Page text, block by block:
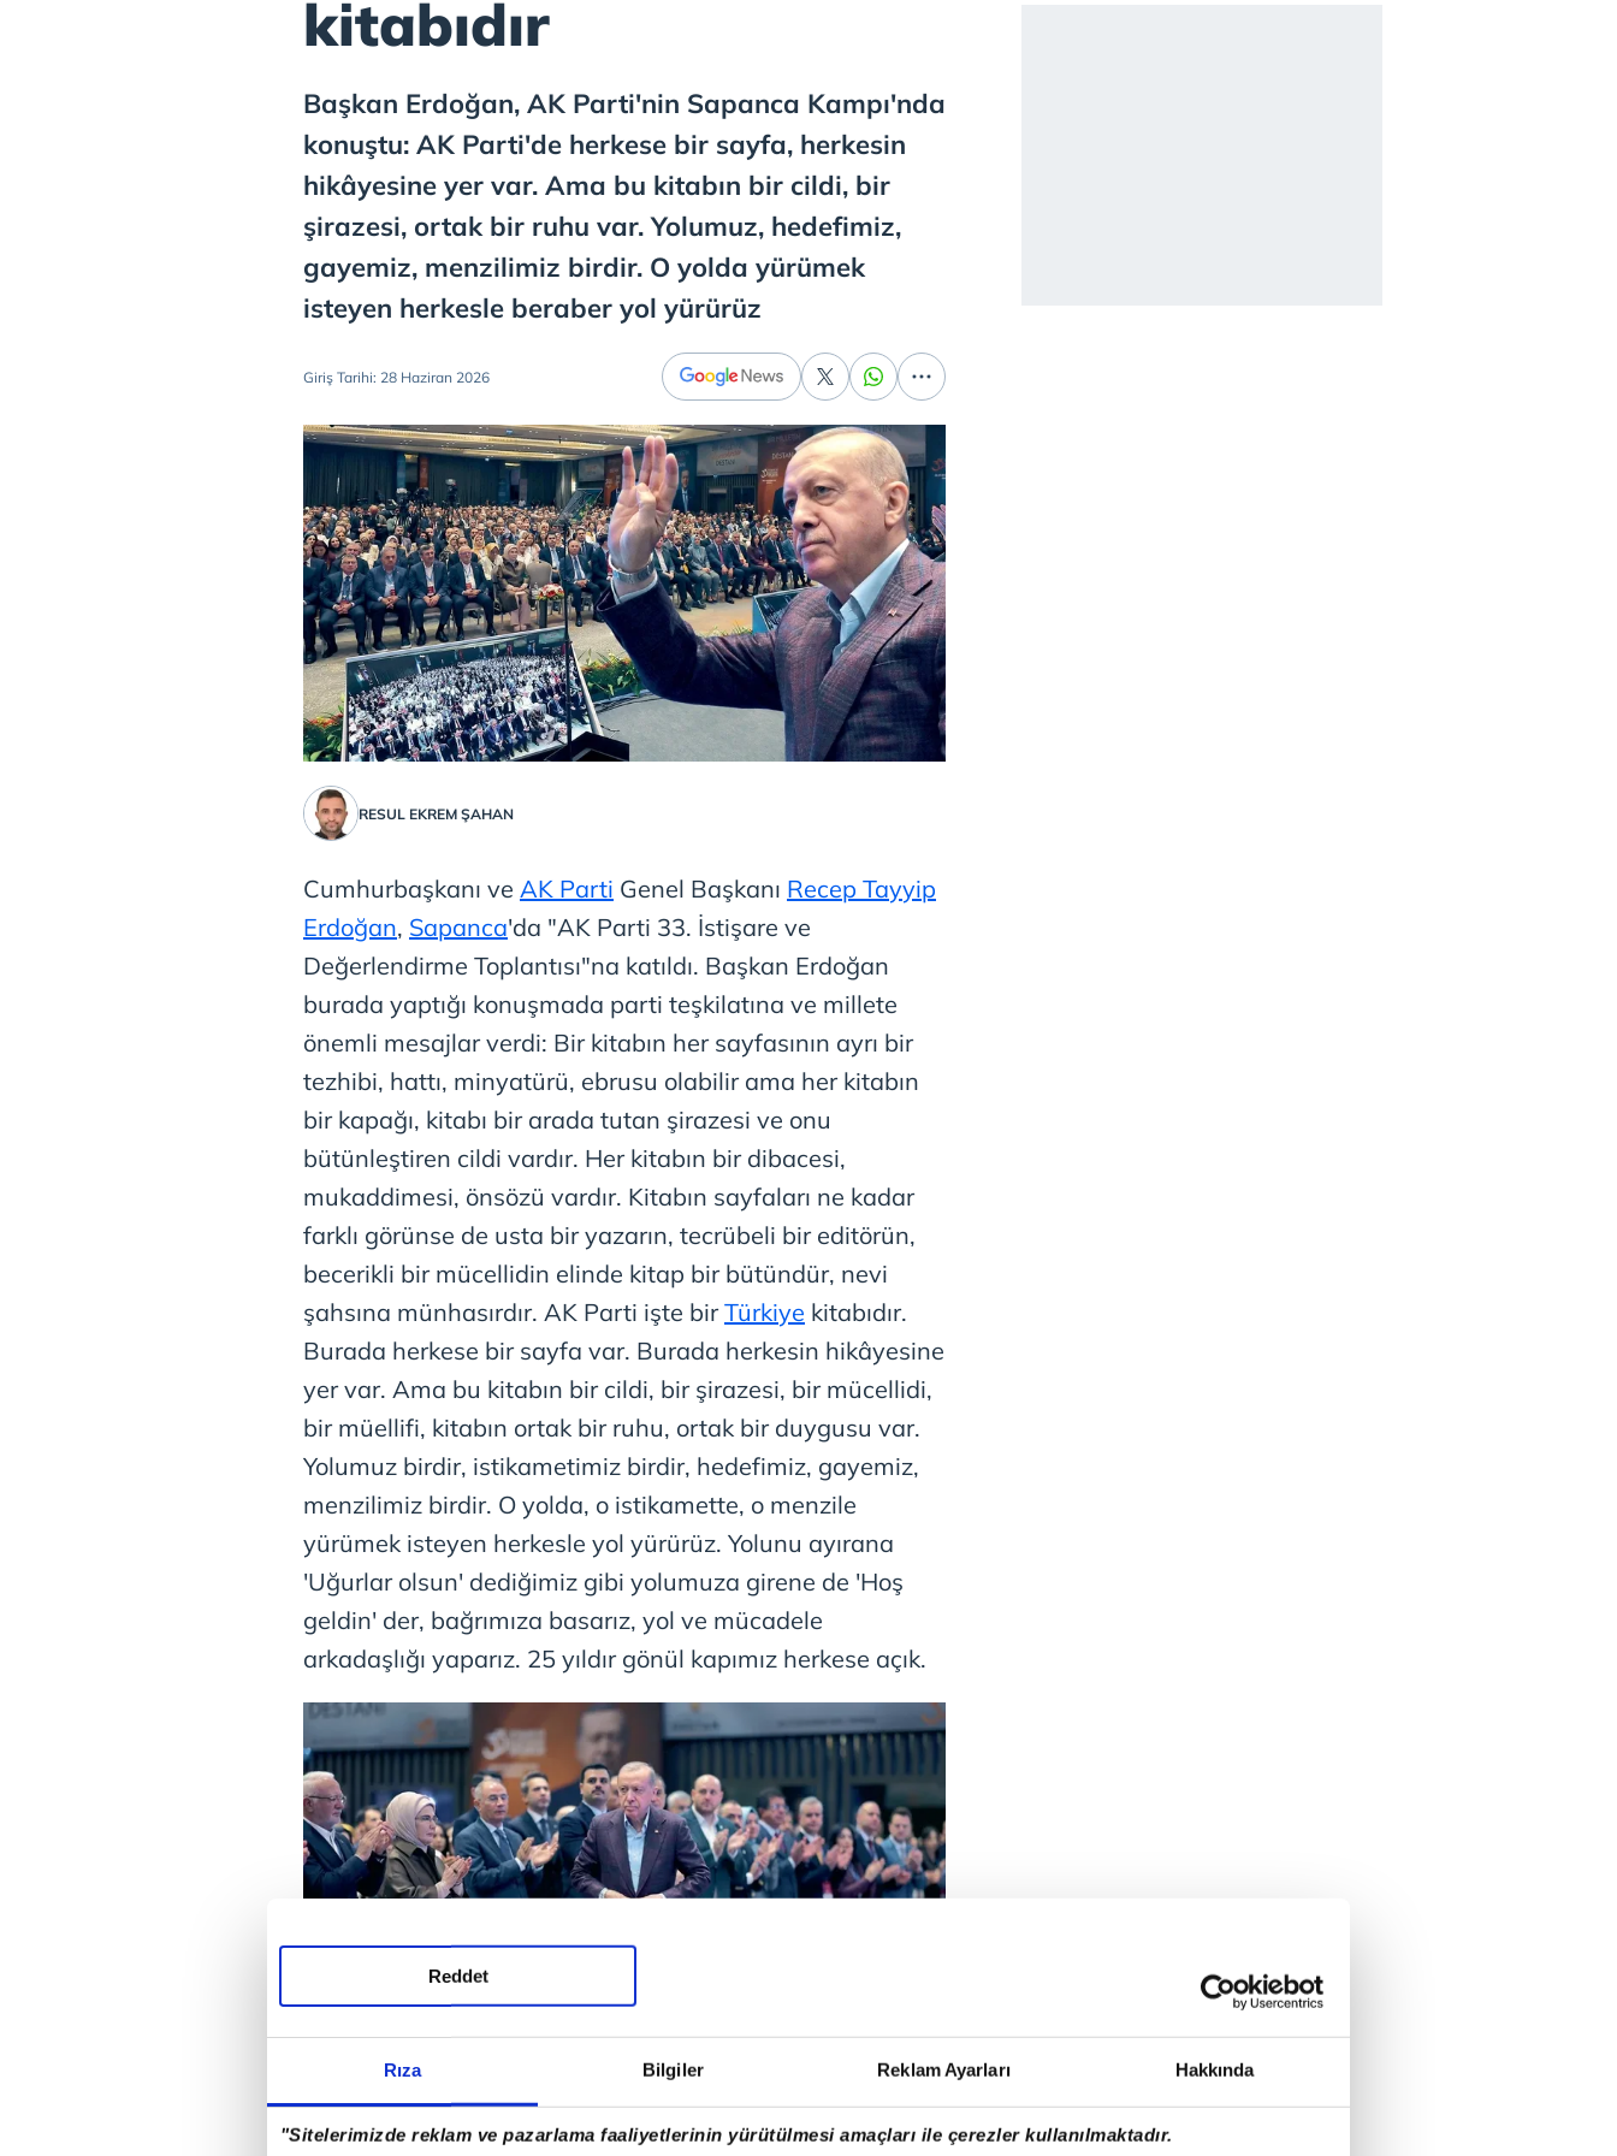
Rıza Bilgiler Reklam Ayarları Hakkında
"Sitelerimizde reklam ve pazarlama faaliyetlerinin yürütülmesi amaçları ile çerezler kullanılmaktadır.
Reddet
kitabıdır
Başkan Erdoğan, AK Parti'nin Sapanca Kampı'nda
konuştu: AK Parti'de herkese bir sayfa, herkesin
hikâyesine yer var. Ama bu kitabın bir cildi, bir
şirazesi, ortak bir ruhu var. Yolumuz, hedefimiz,
gayemiz, menzilimiz birdir. O yolda yürümek
isteyen herkesle beraber yol yürürüz
Giriş Tarihi: 28 Haziran 2026
RESUL EKREM ŞAHAN
Cumhurbaşkanı ve AK Parti Genel Başkanı Recep Tayyip
Erdoğan, Sapanca'da "AK Parti 33. İstişare ve
Değerlendirme Toplantısı"na katıldı. Başkan Erdoğan
burada yaptığı konuşmada parti teşkilatına ve millete
önemli mesajlar verdi: Bir kitabın her sayfasının ayrı bir
tezhibi, hattı, minyatürü, ebrusu olabilir ama her kitabın
bir kapağı, kitabı bir arada tutan şirazesi ve onu
bütünleştiren cildi vardır. Her kitabın bir dibacesi,
mukaddimesi, önsözü vardır. Kitabın sayfaları ne kadar
farklı görünse de usta bir yazarın, tecrübeli bir editörün,
becerikli bir mücellidin elinde kitap bir bütündür, nevi
şahsına münhasırdır. AK Parti işte birTürkiye kitabıdır.
Burada herkese bir sayfa var. Burada herkesin hikâyesine
yer var. Ama bu kitabın bir cildi, bir şirazesi, bir mücellidi,
bir müellifi, kitabın ortak bir ruhu, ortak bir duygusu var.
Yolumuz birdir, istikametimiz birdir, hedefimiz, gayemiz,
menzilimiz birdir. O yolda, o istikamette, o menzile
yürümek isteyen herkesle yol yürürüz. Yolunu ayırana
'Uğurlar olsun' dediğimiz gibi yolumuza girene de 'Hoş
geldin' der, bağrımıza basarız, yol ve mücadele
arkadaşlığı yaparız. 25 yıldır gönül kapımız herkese açık.
Partimizi kurarken ilkelerimizi, sınırlarımızı, çerçevelerini
net bir şekilde çizdik. O çizginin dışına çıkmayacağız,